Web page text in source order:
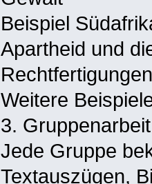
Beispiel
Apartheid und
Weitere
3.
Jede Gruppe
Textauszügen,